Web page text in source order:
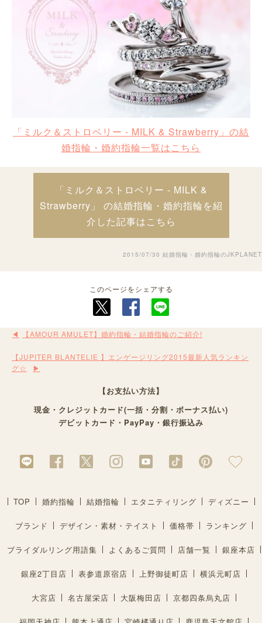
「ミルク＆ストロベリー - MILK & Strawberry」の結
婚指輪・婚約指輪一覧はこちら
「ミルク＆ストロベリー - MILK &
Strawberry」 の結婚指輪・婚約指輪を紹
介した記事はこちら
2015/07/30 結婚指輪・婚約指輪のJKPLANET
このページをシェアする
【AMOUR AMULET】婚約指輪・結婚指輪のご紹介!
【JUPITER BLANTELIE 】エンゲージリング2015最新人気ランキン
グ☆
【お支払い方法】
現金・クレジットカード(一括・分割・ボーナス払い)
デビットカード・PayPay・銀行振込み
TOP 婚約指輪 結婚指輪 エタニティリング ディズニー
ブランド デザイン・素材・テイスト 価格帯 ランキング
ブライダルリング用語集 よくあるご質問 店舗一覧 銀座本店
銀座2丁目店 表参道原宿店 上野御徒町店 横浜元町店
大宮店 名古屋栄店 大阪梅田店 京都四条烏丸店